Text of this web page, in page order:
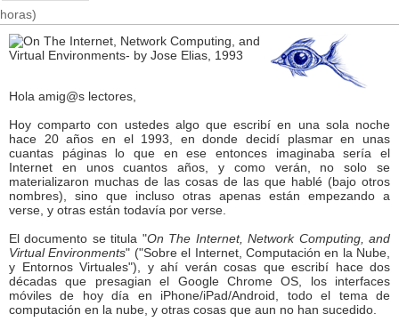
horas)
Hola amig@s lectores,
Hoy comparto con ustedes algo que escribí en una sola noche
hace 20 años en el 1993, en donde decidí plasmar en unas
cuantas páginas lo que en ese entonces imaginaba sería el
Internet en unos cuantos años, y como verán, no solo se
materializaron muchas de las cosas de las que hablé (bajo otros
nombres), sino que incluso otras apenas están empezando a
verse, y otras están todavía por verse.
El documento se titula "On The Internet, Network Computing, and
Virtual Environments" ("Sobre el Internet, Computación en la Nube,
y Entornos Virtuales"), y ahí verán cosas que escribí hace dos
décadas que presagian el Google Chrome OS, los interfaces
móviles de hoy día en iPhone/iPad/Android, todo el tema de
computación en la nube, y otras cosas que aun no han sucedido.